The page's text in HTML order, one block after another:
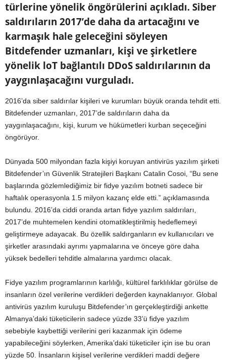
türlerine yönelik öngörülerini açıkladı. Siber
saldırıların 2017’de daha da artacağını ve
karmaşık hale geleceğini söyleyen
Bitdefender uzmanları, kişi ve şirketlere
yönelik loT bağlantılı DDoS saldırılarının da
yaygınlaşacağını vurguladı.
2016’da siber saldırılar kişileri ve kurumları büyük oranda tehdit etti.
Bitdefender uzmanları, 2017’de saldırıların daha da
yaygınlaşacağını, kişi, kurum ve hükümetleri kurban seçeceğini
öngörüyor.
Dünyada 500 milyondan fazla kişiyi koruyan antivirüs yazılım şirketi
Bitdefender’ın Güvenlik Stratejileri Başkanı Catalin Cosoi, “Bu sene
başlarında gözlemlediğimiz bir fidye yazılım botneti sadece bir
haftalık operasyonla 1.5 milyon kazanç elde etti.” açıklamasında
bulundu. 2016’da ciddi oranda artan fidye yazılım saldırıları,
2017’de muhtemelen kendini otomatikleştirilmiş hedeflemeyi
geliştirmeye adayacak. Bu özellik saldırganların ev kullanıcıları ve
şirketler arasındaki ayrımı yapmalarına ve önceye göre daha
yüksek bedelleri tehditle almalarına yardımcı olacak.
Fidye yazılım programlarının karlılığı, kültürel farklılıklar görülse de
insanların özel verilerine verdikleri değerden kaynaklanıyor. Global
antivirüs yazılım kuruluşu Bitdefender’ın gerçekleştirdiği ankette
Almanya’daki tüketicilerin sadece yüzde 33’ü fidye yazılım
sebebiyle kaybettiği verilerini geri kazanmak için ödeme
yapabileceğini söylerken, Amerika’daki tüketiciler için ise bu oran
yüzde 50. İnsanların kişisel verilerine verdikleri maddi değere